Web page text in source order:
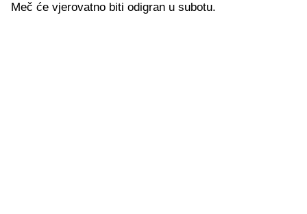
Meč će vjerovatno biti odigran u subotu.